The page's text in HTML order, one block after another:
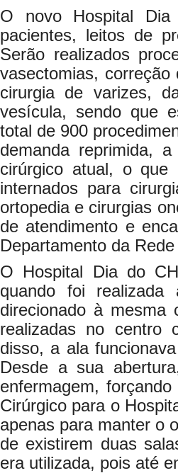
O novo Hospital
pacientes, leitos de
Serão realizados
vasectomias,
cirurgia de varizes,
vesícula, sendo que
total de 900
demanda reprimida,
cirúrgico atual, o que
internados para
ortopedia e cirurgias
de atendimento e
Departamento da
O Hospital Dia do
quando foi
direcionado à mesma
realizadas no centro
disso, a ala
Desde a sua
enfermagem,
Cirúrgico para o
apenas para manter o
de existirem duas
era utilizada, pois até